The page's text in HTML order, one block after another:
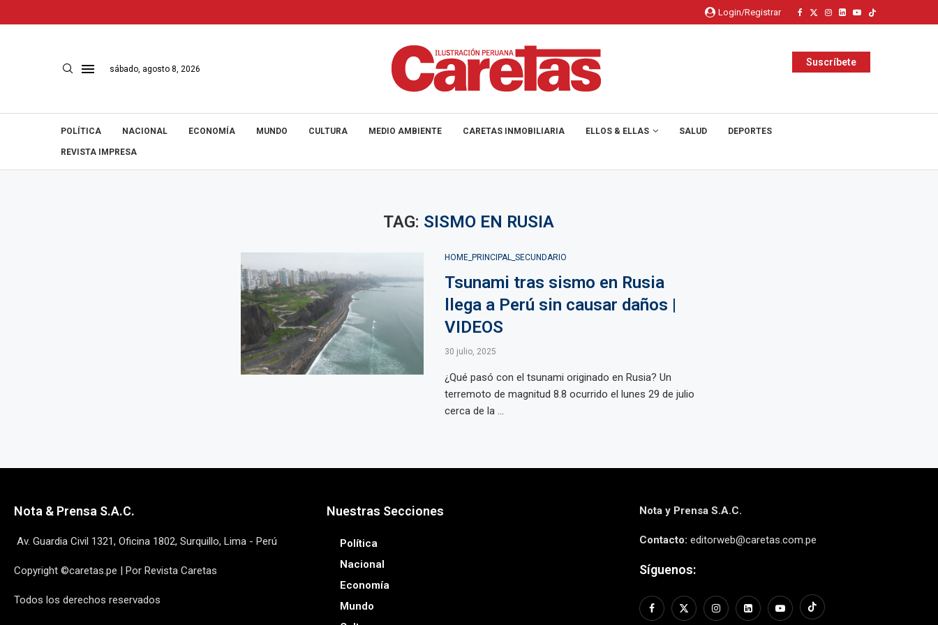
Login/Registrar
sábado, agosto 8, 2026
Suscríbete
POLÍTICA NACIONAL ECONOMÍA MUNDO CULTURA MEDIO AMBIENTE CARETAS INMOBILIARIA ELLOS & ELLAS SALUD DEPORTES
REVISTA IMPRESA
TAG: SISMO EN RUSIA
HOME_PRINCIPAL_SECUNDARIO
Tsunami tras sismo en Rusia
llega a Perú sin causar daños |
VIDEOS
30 julio, 2025
¿Qué pasó con el tsunami originado en Rusia? Un
terremoto de magnitud 8.8 ocurrido el lunes 29 de julio
cerca de la ...
Nota & Prensa S.A.C.
Av. Guardia Civil 1321, Oficina 1802, Surquillo, Lima - Perú
Copyright ©caretas.pe | Por Revista Caretas
Todos los derechos reservados
Nuestras Secciones
Política
Nacional
Economía
Mundo
Nota y Prensa S.A.C.
Contacto: editorweb@caretas.com.pe
Síguenos: